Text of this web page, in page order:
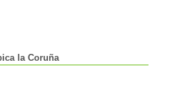
la Coruña